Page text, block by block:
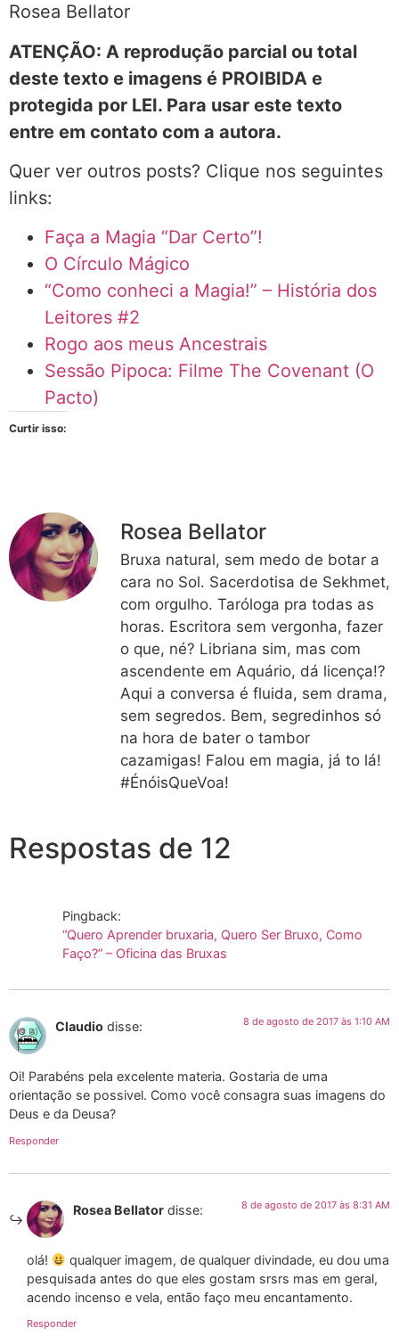
Rosea Bellator
ATENÇÃO: A reprodução parcial ou total
deste texto e imagens é PROIBIDA e
protegida por LEI. Para usar este texto
entre em contato com a autora.
Quer ver outros posts? Clique nos seguintes
links:
Faça a Magia “Dar Certo”!
O Círculo Mágico
“Como conheci a Magia!” – História dos
Leitores #2
Rogo aos meus Ancestrais
Sessão Pipoca: Filme The Covenant (O
Pacto)
Curtir isso:
Rosea Bellator
Bruxa natural, sem medo de botar a
cara no Sol. Sacerdotisa de Sekhmet,
com orgulho. Taróloga pra todas as
horas. Escritora sem vergonha, fazer
o que, né? Libriana sim, mas com
ascendente em Aquário, dá licença!?
Aqui a conversa é fluida, sem drama,
sem segredos. Bem, segredinhos só
na hora de bater o tambor
cazamigas! Falou em magia, já to lá!
#ÉnóisQueVoa!
Respostas de 12
Pingback:
“Quero Aprender bruxaria, Quero Ser Bruxo, Como
Faço?” – Oficina das Bruxas
Claudio disse: 8 de agosto de 2017 às 1:10 AM
Oi! Parabéns pela excelente materia. Gostaria de uma
orientação se possivel. Como você consagra suas imagens do
Deus e da Deusa?
Responder
Rosea Bellator disse: 8 de agosto de 2017 às 8:31 AM
olá!
qualquer imagem, de qualquer divindade, eu dou uma
pesquisada antes do que eles gostam srsrs mas em geral,
acendo incenso e vela, então faço meu encantamento.
Responder